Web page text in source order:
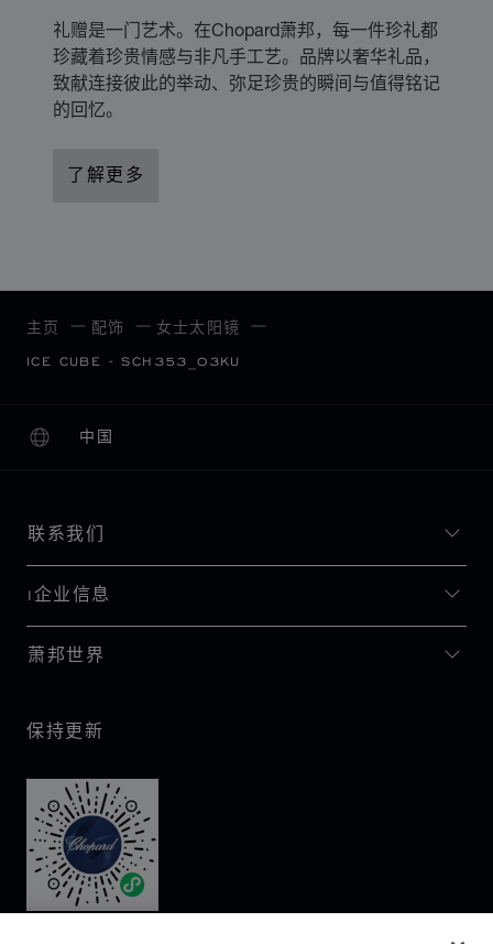
礼赠是一门艺术。在Chopard萧邦，每一件珍礼都
珍藏着珍贵情感与非凡手工艺。品牌以奢华礼品，
致献连接彼此的举动、弥足珍贵的瞬间与值得铭记
的回忆。
了解更多
主页 配饰
女士太阳镜
ICE CUBE - SCH353_03KU
中国
本地化（更改国家/地区）
更改国家/地区
联系我们
I企业信息
萧邦世界
保持更新